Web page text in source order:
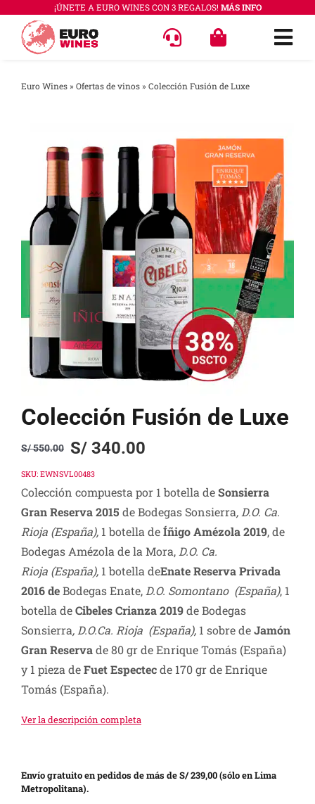
contenido
¡ÚNETE A EURO WINES CON 3 REGALOS! MÁS INFO
QUÉ
Euro Wines» Ofertas de vinos» Colección Fusión de Luxe
Colección Fusión de Luxe
S/550.00
Original
price
was:
S/ 550.00.
S/340.00
Current
price
is:
S/ 340.00.
SKU: EWNSVL00483
Colección compuesta por 1 botella deSonsierra
Gran Reserva 2015 de Bodegas Sonsierra, D.O. Ca.
Rioja (España), 1 botella deÍñigo Amézola 2019, de
Bodegas Amézola de la Mora, D.O. Ca.
Rioja (España), 1 botella deEnate Reserva Privada
2016 deBodegas Enate, D.O. Somontano (España), 1
botella deCibeles Crianza 2019de Bodegas
Sonsierra, D.O.Ca. Rioja (España),1 sobre deJamón
Gran Reservade 80 gr de Enrique Tomás (España)
y 1 pieza deFuet Espectecde 170 gr de Enrique
Tomás (España).
Ver la descripción completa
Envío gratuito en pedidos de más de S/ 239,00 (sólo en Lima
Metropolitana).